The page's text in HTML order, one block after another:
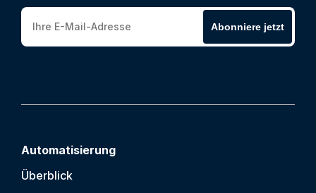
Abonniere jetzt
Automatisierung
Überblick